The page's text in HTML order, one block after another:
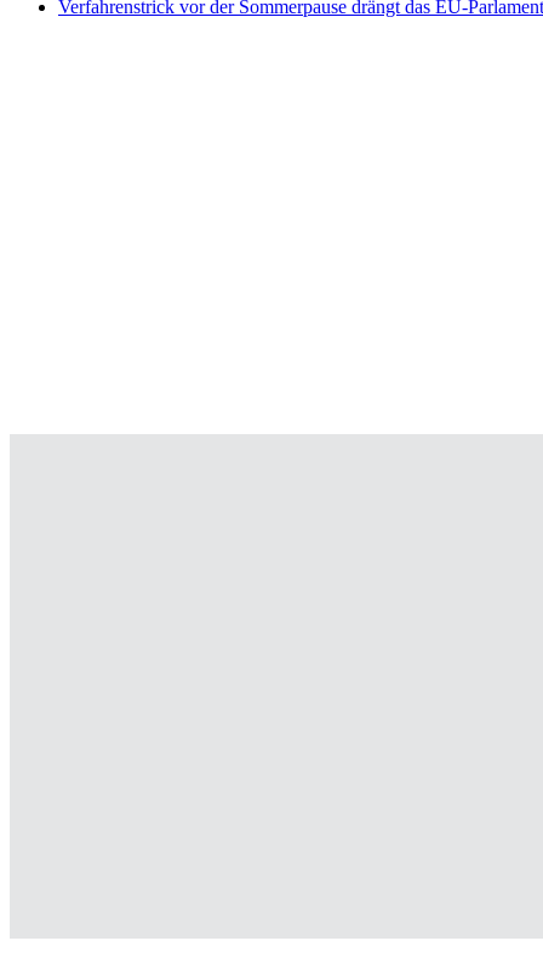
Verfahrenstrick vor der Sommerpause drängt das EU-